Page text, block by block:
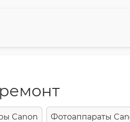
Canon Фотоаппараты